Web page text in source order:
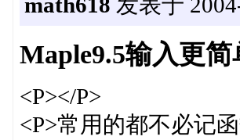
Maple9.5输入更
<P></P>
<P>常用的都不必记